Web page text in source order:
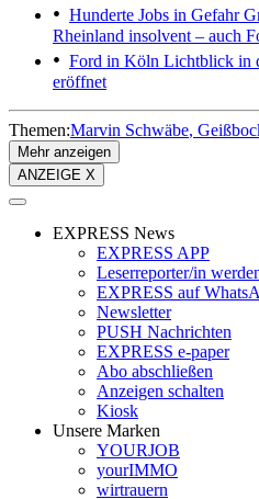
Hunderte Jobs in Gefahr
Rheinland insolvent – auch
Ford in Köln Lichtblick in
eröffnet
Themen:Marvin Schwäbe
Mehr anzeigen
ANZEIGE X
EXPRESS News
EXPRESS APP
Leserreporter/in
EXPRESS auf
Newsletter
PUSH Nachrichten
EXPRESS e-paper
Abo abschließen
Anzeigen schalten
Kiosk
Unsere Marken
YOURJOB
yourIMMO
wirtrauern